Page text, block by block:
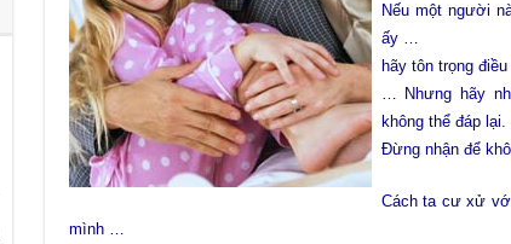
Nếu một người
ấy …
hãy tôn trọng
… Nhưng hãy
không thể đáp lại.
Đừng nhận để
Cách ta cư xử
mình …